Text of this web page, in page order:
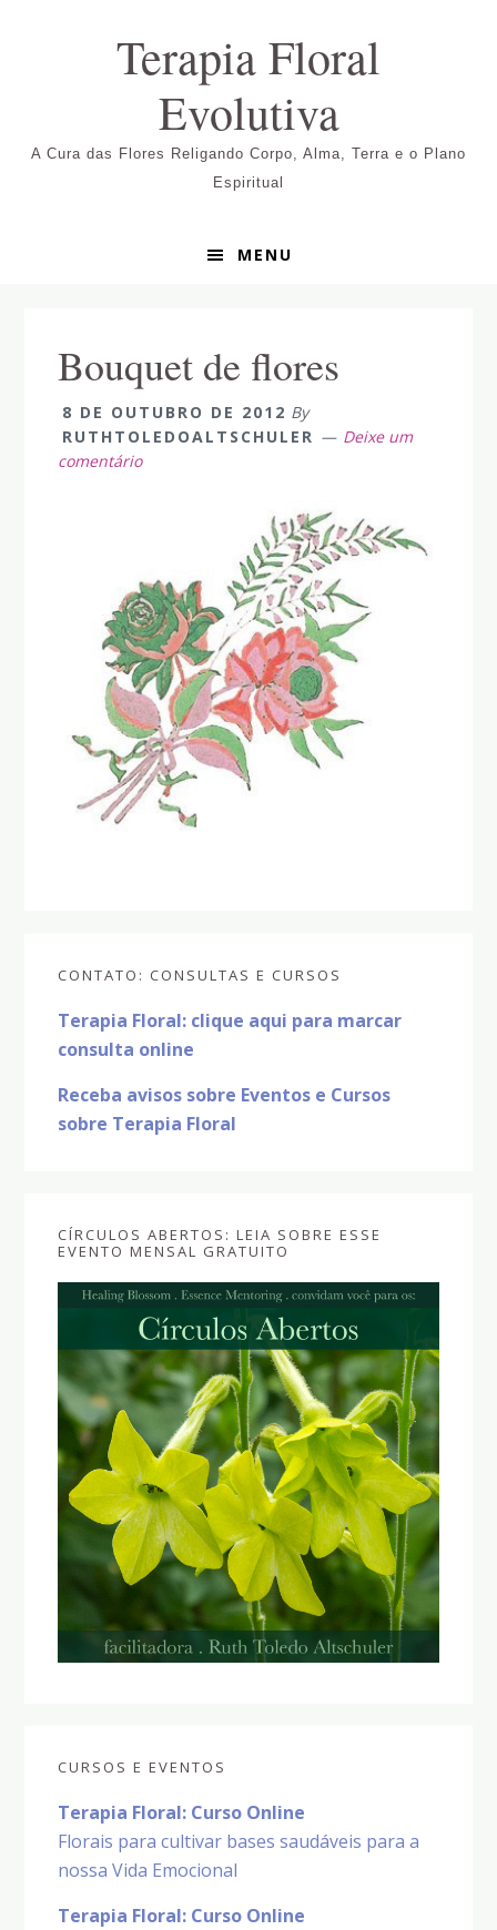
Terapia Floral
Evolutiva
A Cura das Flores Religando Corpo, Alma, Terra e o Plano
Espiritual
MENU
Bouquet de flores
8 DE OUTUBRO DE 2012 By
RUTHTOLEDOALTSCHULER
Deixe um
comentário
primária
CONTATO: CONSULTAS E CURSOS
Terapia Floral: clique aqui para marcar
consulta online
Receba avisos sobre Eventos e Cursos
sobre Terapia Floral
CÍRCULOS ABERTOS: LEIA SOBRE ESSE
EVENTO MENSAL GRATUITO
CURSOS E EVENTOS
Terapia Floral: Curso Online
Florais para cultivar bases saudáveis para a
nossa Vida Emocional
Terapia Floral: Curso Online